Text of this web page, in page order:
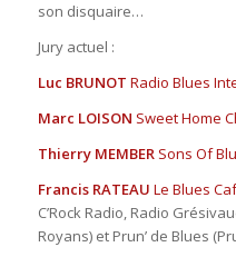
son disquaire…
Jury actuel :
Luc BRUNOT Radio Blues
Marc LOISON Sweet Home
Thierry MEMBER Sons Of
Francis RATEAU Le Blues
C’Rock Radio, Radio
Royans) et Prun’ de Blues